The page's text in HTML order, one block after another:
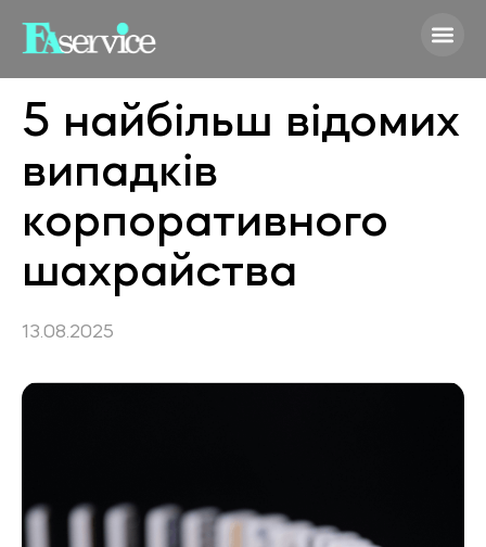
5 найбільш відомих
випадків
корпоративного
шахрайства
13.08.2025